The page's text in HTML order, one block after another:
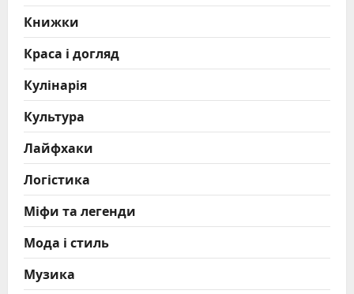
Книжки
Краса і догляд
Кулінарія
Культура
Лайфхаки
Логістика
Міфи та легенди
Мода і стиль
Музика